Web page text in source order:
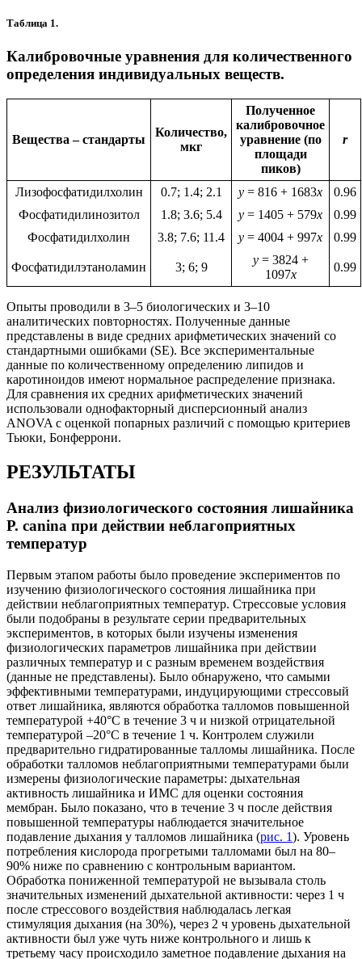
Таблица 1.
Калибровочные уравнения для количественного
определения индивидуальных веществ.
Вещества – стандарты
Количество,
мкг
Полученное
калибровочное
уравнение (по
площади
пиков)
r
Лизофосфатидилхолин 0.7; 1.4; 2.1 у = 816 + 1683х
0.96
Фосфатидилинозитол
1.8; 3.6; 5.4 у = 1405 + 579х
0.99
Фосфатидилхолин
3.8; 7.6; 11.4 у = 4004 + 997х 0.99
Фосфатидилэтаноламин 3; 6; 9
у= 3824 +
1097х
0.99
Опыты проводили в 3–5 биологических и 3–10
аналитических повторностях. Полученные данные
представлены в виде средних арифметических значений со
стандартными ошибками (SE). Все экспериментальные
данные по количественному определению липидов и
каротиноидов имеют нормальное распределение признака.
Для сравнения их средних арифметических значений
использовали однофакторный дисперсионный анализ
ANOVA с оценкой попарных различий с помощью критериев
Тьюки, Бонферрони.
РЕЗУЛЬТАТЫ
Анализ физиологического состояния лишайника
P. canina при действии неблагоприятных
температур
Первым этапом работы было проведение экспериментов по
изучению физиологического состояния лишайника при
действии неблагоприятных температур. Стрессовые условия
были подобраны в результате серии предварительных
экспериментов, в которых были изучены изменения
физиологических параметров лишайника при действии
различных температур и с разным временем воздействия
(данные не представлены). Было обнаружено, что самыми
эффективными температурами, индуцирующими стрессовый
ответ лишайника, являются обработка талломов повышенной
температурой +40°С в течение 3 ч и низкой отрицательной
температурой –20°С в течение 1 ч. Контролем служили
предварительно гидратированные талломы лишайника. После
обработки талломов неблагоприятными температурами были
измерены физиологические параметры: дыхательная
активность лишайника и ИМС для оценки состояния
мембран. Было показано, что в течение 3 ч после действия
повышенной температуры наблюдается значительное
подавление дыхания у талломов лишайника (рис. 1). Уровень
потребления кислорода прогретыми талломами был на 80–
90% ниже по сравнению с контрольным вариантом.
Обработка пониженной температурой не вызывала столь
значительных изменений дыхательной активности: через 1 ч
после стрессового воздействия наблюдалась легкая
стимуляция дыхания (на 30%), через 2 ч уровень дыхательной
активности был уже чуть ниже контрольного и лишь к
третьему часу происходило заметное подавление дыхания на